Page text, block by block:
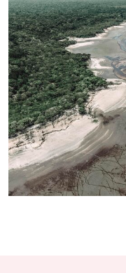
kultur
sport
berlin
nord
wahrheit
verlag